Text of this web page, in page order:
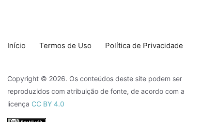
Início Termos de Uso Política de Privacidade
Copyright © 2026. Os conteúdos deste site podem ser
reproduzidos com atribuição de fonte, de acordo com a
licença CC BY 4.0